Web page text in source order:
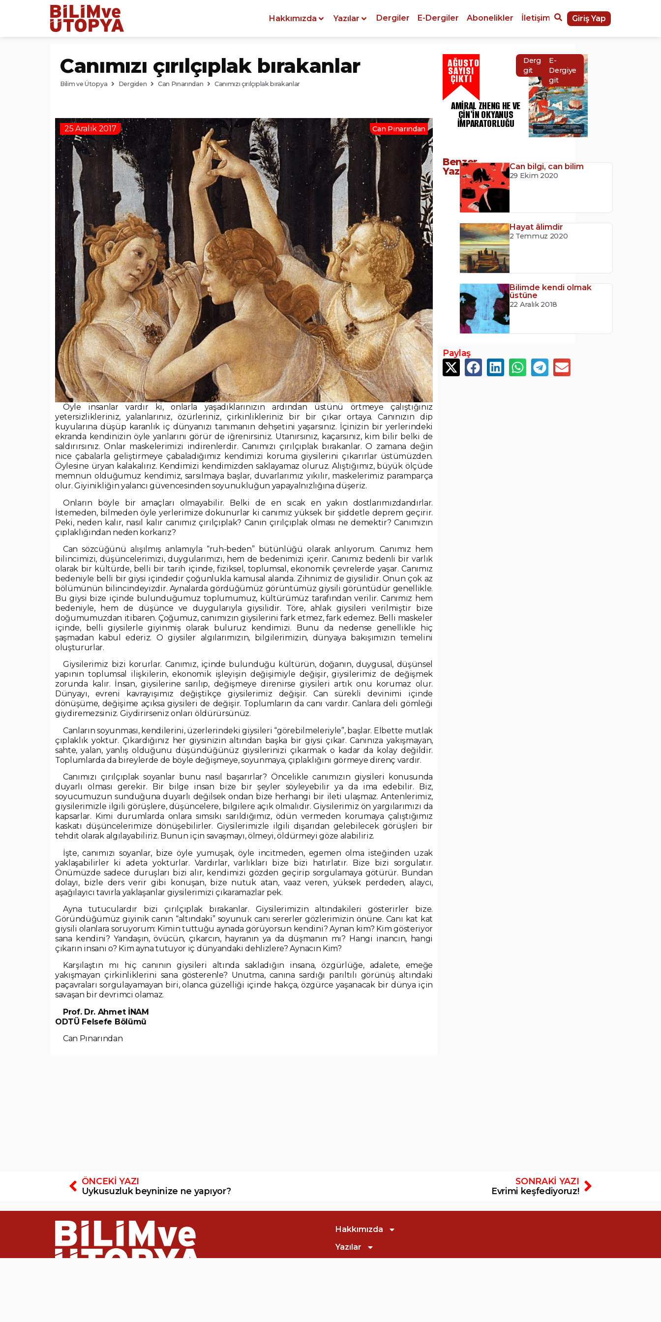
Hakkımızda Yazılar Dergiler E-Dergiler Abonelikler İletişim Giriş Yap
Canımızı çırılçıplak bırakanlar
Bilim ve Ütopya Dergiden Can Pınarından Canımızı çırılçıplak bırakanlar
25 Aralık 2017 Can Pınarından
Öyle insanlar vardır ki, onlarla yaşadıklarınızın ardından üstünü örtmeye çalıştığınız
yetersizlikleriniz, yalanlarınız, özürleriniz, çirkinlikleriniz bir bir çıkar ortaya. Canınızın dip
kuyularına düşüp karanlık iç dünyanızı tanımanın dehşetini yaşarsınız. İçinizin bir yerlerindeki
ekranda kendinizin öyle yanlarını görür de iğrenirsiniz. Utanırsınız, kaçarsınız, kim bilir belki de
saldırırsınız. Onlar maskelerimizi indirenlerdir. Canımızı çırılçıplak bırakanlar. O zamana değin
nice çabalarla geliştirmeye çabaladığımız kendimizi koruma giysilerini çıkarırlar üstümüzden.
Öylesine üryan kalakalırız. Kendimizi kendimizden saklayamaz oluruz. Alıştığımız, büyük ölçüde
memnun olduğumuz kendimiz, sarsılmaya başlar, duvarlarımız yıkılır, maskelerimiz paramparça
olur. Giyinikliğin yalancı güvencesinden soyunukluğun yapayalnızlığına düşeriz.
Onların böyle bir amaçları olmayabilir. Belki de en sıcak en yakın dostlarımızdandırlar.
İstemeden, bilmeden öyle yerlerimize dokunurlar ki canımız yüksek bir şiddetle deprem geçirir.
Peki, neden kalır, nasıl kalır canımız çırılçıplak? Canın çırılçıplak olması ne demektir? Canımızın
çıplaklığından neden korkarız?
Can sözcüğünü alışılmış anlamıyla “ruh-beden” bütünlüğü olarak anlıyorum. Canımız hem
bilincimizi, düşüncelerimizi, duygularımızı, hem de bedenimizi içerir. Canımız bedenli bir varlık
olarak bir kültürde, belli bir tarih içinde, fiziksel, toplumsal, ekonomik çevrelerde yaşar. Canımız
bedeniyle belli bir giysi içindedir çoğunlukla kamusal alanda. Zihnimiz de giysilidir. Onun çok az
bölümünün bilincindeyizdir. Aynalarda gördüğümüz görüntümüz giysili görüntüdür genellikle.
Bu giysi bize içinde bulunduğumuz toplumumuz, kültürümüz tarafından verilir. Canımız hem
bedeniyle, hem de düşünce ve duygularıyla giysilidir. Töre, ahlak giysileri verilmiştir bize
doğumumuzdan itibaren. Çoğumuz, canımızın giysilerini fark etmez, fark edemez. Belli maskeler
içinde, belli giysilerle giyinmiş olarak buluruz kendimizi. Bunu da nedense genellikle hiç
şaşmadan kabul ederiz. O giysiler algılarımızın, bilgilerimizin, dünyaya bakışımızın temelini
oluştururlar.
Giysilerimiz bizi korurlar. Canımız, içinde bulunduğu kültürün, doğanın, duygusal, düşünsel
yapının toplumsal ilişkilerin, ekonomik işleyişin değişimiyle değişir, giysilerimiz de değişmek
zorunda kalır. İnsan, giysilerine sarılıp, değişmeye direnirse giysileri artık onu korumaz olur.
Dünyayı, evreni kavrayışımız değiştikçe giysilerimiz değişir. Can sürekli devinimi içinde
dönüşüme, değişime açıksa giysileri de değişir. Toplumların da canı vardır. Canlara deli gömleği
giydiremezsiniz. Giydirirseniz onları öldürürsünüz.
Canların soyunması, kendilerini, üzerlerindeki giysileri “görebilmeleriyle”, başlar. Elbette mutlak
çıplaklık yoktur. Çıkardığınız her giysinizin altından başka bir giysi çıkar. Canınıza yakışmayan,
sahte, yalan, yanlış olduğunu düşündüğünüz giysilerinizi çıkarmak o kadar da kolay değildir.
Toplumlarda da bireylerde de böyle değişmeye, soyunmaya, çıplaklığını görmeye direnç vardır.
Canımızı çırılçıplak soyanlar bunu nasıl başarırlar? Öncelikle canımızın giysileri konusunda
duyarlı olması gerekir. Bir bilge insan bize bir şeyler söyleyebilir ya da ima edebilir. Biz,
soyucumuzun sunduğuna duyarlı değilsek ondan bize herhangi bir ileti ulaşmaz. Antenlerimiz,
giysilerimizle ilgili görüşlere, düşüncelere, bilgilere açık olmalıdır. Giysilerimiz ön yargılarımızı da
kapsarlar. Kimi durumlarda onlara sımsıkı sarıldığımız, ödün vermeden korumaya çalıştığımız
kaskatı düşüncelerimize dönüşebilirler. Giysilerimizle ilgili dışarıdan gelebilecek görüşleri bir
tehdit olarak algılayabiliriz. Bunun için savaşmayı, ölmeyi, öldürmeyi göze alabiliriz.
İşte, canımızı soyanlar, bize öyle yumuşak, öyle incitmeden, egemen olma isteğinden uzak
yaklaşabilirler ki adeta yokturlar. Vardırlar, varlıkları bize bizi hatırlatır. Bize bizi sorgulatır.
Önümüzde sadece duruşları bizi alır, kendimizi gözden geçirip sorgulamaya götürür. Bundan
dolayı, bizle ders verir gibi konuşan, bize nutuk atan, vaaz veren, yüksek perdeden, alaycı,
aşağılayıcı tavırla yaklaşanlar giysilerimizi çıkaramazlar pek.
Ayna tutuculardır bizi çırılçıplak bırakanlar. Giysilerimizin altındakileri gösterirler bize.
Göründüğümüz giyinik canın “altındaki” soyunuk canı sererler gözlerimizin önüne. Canı kat kat
giysili olanlara soruyorum: Kimin tuttuğu aynada görüyorsun kendini? Aynan kim? Kim gösteriyor
sana kendini? Yandaşın, övücün, çıkarcın, hayranın ya da düşmanın mı? Hangi inancın, hangi
çıkarın insanı o? Kim ayna tutuyor iç dünyandaki dehlizlere? Aynacın Kim?
Karşılaştın mı hiç canının giysileri altında sakladığın insana, özgürlüğe, adalete, emeğe
yakışmayan çirkinliklerini sana gösterenle? Unutma, canına sardığı parıltılı görünüş altındaki
paçavraları sorgulayamayan biri, olanca güzelliği içinde hakça, özgürce yaşanacak bir dünya için
savaşan bir devrimci olamaz.
Prof. Dr. Ahmet İNAM
ODTÜ Felsefe Bölümü
Can Pınarından
AĞUSTOS
SAYISI
ÇIKTI
AMIRAL ZHENG HE VE
ÇIN'IN OKYANUS
İMPARATORLUĞU
Dergiye
git
E-
Dergiye
git
Benzer
Yazılar Can bilgi, can bilim
29 Ekim 2020
Hayat âlimdir
2 Temmuz 2020
Bilimde kendi olmak
üstüne
22 Aralık 2018
Paylaş
ÖNCEKI YAZI
Uykusuzluk beyninize ne yapıyor?
SONRAKI YAZI
Evrimi keşfediyoruz!
Hakkımızda
Yazılar